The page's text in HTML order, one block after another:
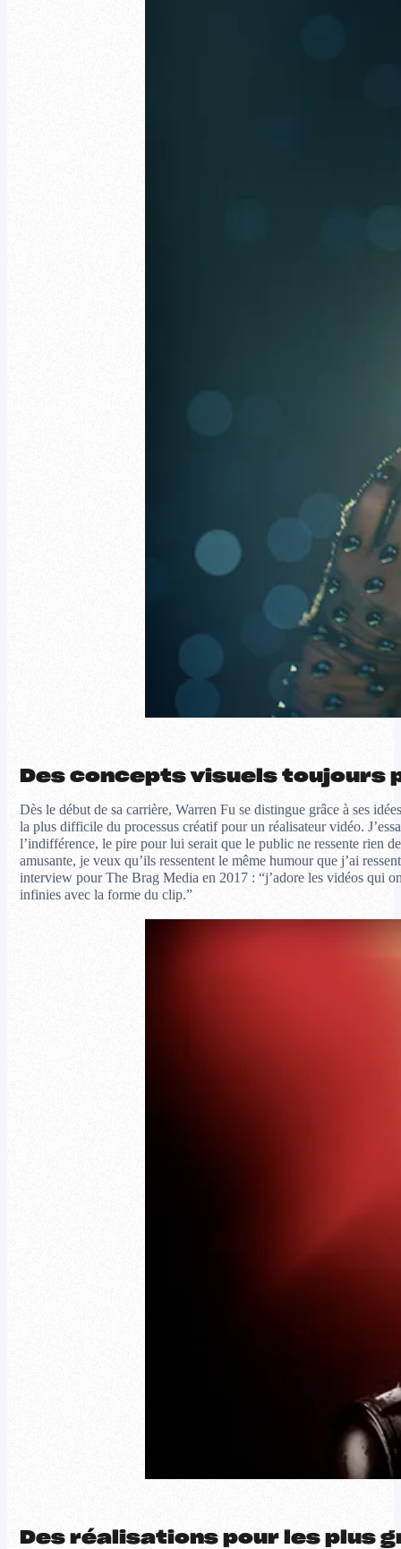
Des concepts visuels toujours
Dès le début de sa carrière, Warren Fu se distingue grâce à ses
la plus difficile du processus créatif pour un réalisateur vidéo.
l’indifférence, le pire pour lui serait que le public ne ressente rien
amusante, je veux qu’ils ressentent le même humour que j’ai
interview pour The Brag Media en 2017 : “j’adore les vidéos qui
infinies avec la forme du clip.”
Des réalisations pour les plus